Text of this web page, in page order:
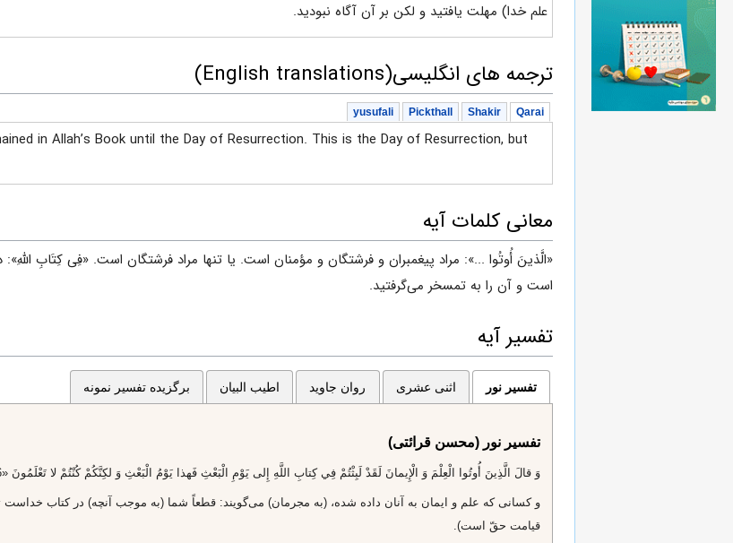
علم خدا) مهلت یافتید و لکن بر آن آگاه نبودید.
ترجمه های انگلیسی(English translations)
Qarai
Shakir
Pickthall
yusufali
in Allah’s Book until the Day of Resurrection. This is the Day of Resurrection, but
معانی کلمات آیه
«الَّذینَ أُوتُوا ...»: مراد پیغمبران و فرشتگان و مؤمنان است. یا تنها مراد فرشتگان است. «فِی کِتَابِ
است و آن را به تمسخر می‌گرفتید.
تفسیر آیه
تفسیر نور اثنی عشری روان جاوید اطیب البیان برگزیده تفسیر نمونه
تفسیر نور (محسن قرائتی)
وَ قالَ الَّذِينَ أُوتُوا الْعِلْمَ وَ الْإِيمانَ لَقَدْ لَبِثْتُمْ فِي كِتابِ اللَّهِ إِلى‌ يَوْمِ الْبَعْثِ فَهذا يَوْمُ الْبَعْثِ وَ لكِنَّكُمْ كُنْتُمْ لا تَعْلَمُونَ «56»
و كسانى كه علم و ايمان به آنان داده شده، (به مجرمان) مى‌گويند: قطعاً شما (به موجب آنچه) در كتاب خداست
قيامت حقّ است).